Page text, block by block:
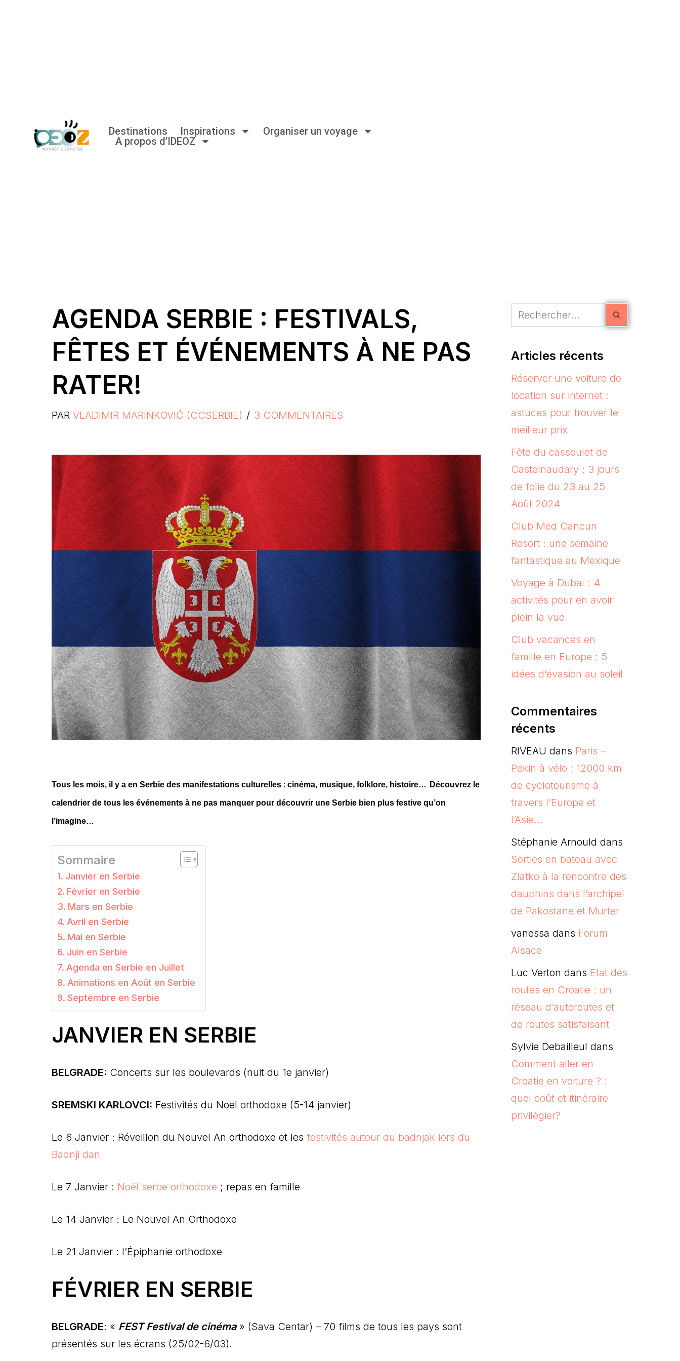
Destinations Inspirations
Organiser un voyage
A propos d’IDEOZ
AGENDA SERBIE : FESTIVALS,
FÊTES ET ÉVÉNEMENTS À NE PAS
RATER!
PAR VLADIMIR MARINKOVIĆ (CCSERBIE) 3 COMMENTAIRES
Tous les mois, il y a en Serbie des manifestations culturelles : cinéma, musique, folklore, histoire… Découvrez le
calendrier de tous les événements à ne pas manquer pour découvrir une Serbie bien plus festive qu’on
l’imagine…
Sommaire
Janvier en Serbie
Février en Serbie
Mars en Serbie
Avril en Serbie
Mai en Serbie
Juin en Serbie
Agenda en Serbie en Juillet
Animations en Août en Serbie
Septembre en Serbie
JANVIER EN SERBIE
BELGRADE: Concerts sur les boulevards (nuit du 1e janvier)
SREMSKI KARLOVCI: Festivités du Noël orthodoxe (5-14 janvier)
Le 6 Janvier : Réveillon du Nouvel An orthodoxe et les festivités autour du badnjak lors du
Badnji dan
Le 7 Janvier : Noël serbe orthodoxe ; repas en famille
Le 14 Janvier : Le Nouvel An Orthodoxe
Le 21 Janvier : l’Épiphanie orthodoxe
FÉVRIER EN SERBIE
BELGRADE: « FEST Festival de cinéma» (Sava Centar) – 70 films de tous les pays sont
présentés sur les écrans (25/02-6/03).
Articles récents
Réserver une voiture de
location sur internet :
astuces pour trouver le
meilleur prix
Fête du cassoulet de
Castelnaudary : 3 jours
de folie du 23 au 25
Août 2024
Club Med Cancun
Resort : une semaine
fantastique au Mexique
Voyage à Dubaï : 4
activités pour en avoir
plein la vue
Club vacances en
famille en Europe : 5
idées d’évasion au soleil
Commentaires
récents
RIVEAU dans Paris –
Pekin à vélo : 12000 km
de cyclotourisme à
travers l’Europe et
l’Asie…
Stéphanie Arnould dans
Sorties en bateau avec
Zlatko à la rencontre des
dauphins dans l’archipel
de Pakostane et Murter
vanessa dans Forum
Alsace
Luc Verton dans Etat des
routes en Croatie : un
réseau d’autoroutes et
de routes satisfaisant
Sylvie Debailleul dans
Comment aller en
Croatie en voiture ? :
quel coût et itinéraire
privilégier?